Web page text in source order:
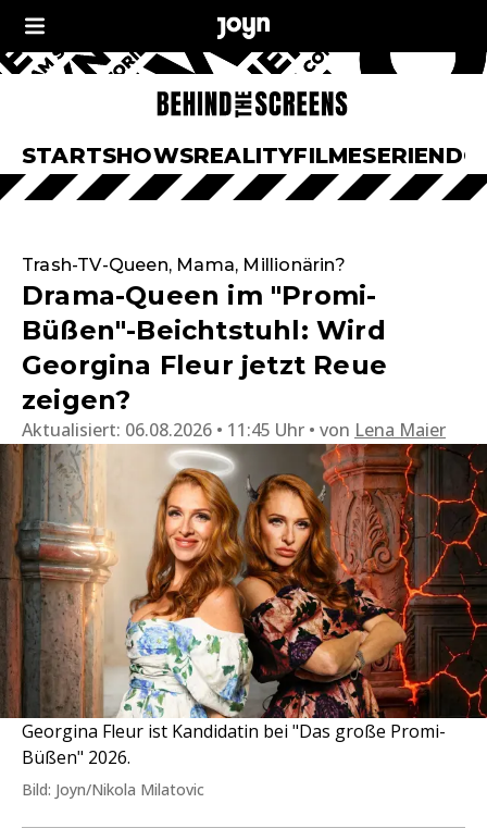
STARTSHOWSREALITYFILMESERIEN
Trash-TV-Queen, Mama, Millionärin?
Drama-Queen im "Promi-
Büßen"-Beichtstuhl: Wird
Georgina Fleur jetzt Reue
zeigen?
Aktualisiert: 06.08.2026 • 11:45 Uhr von Lena Maier
Georgina Fleur ist Kandidatin bei "Das große Promi-
Büßen" 2026.
Bild: Joyn/Nikola Milatovic